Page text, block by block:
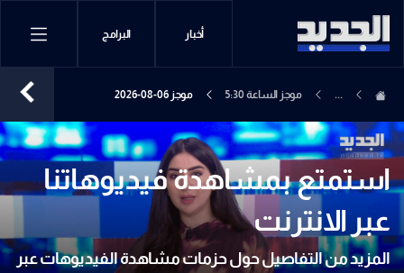
أخبار البرامج
... موجز الساعة 5:30 موجز 06-08-2026
استمتع بمشاهدة فيديوهاتنا
عبر الانترنت
المزيد من التفاصيل حول حزمات مشاهدة الفيديوهات عبر